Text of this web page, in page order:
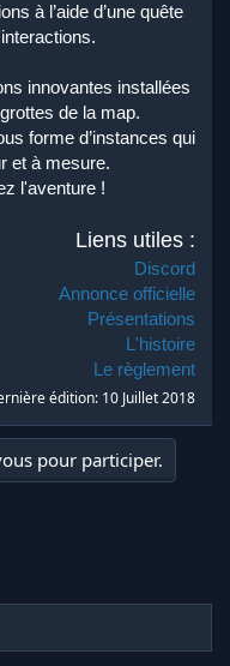
à l’aide d’une quête
innovantes installées
de la map.
forme d’instances qui
et à mesure.
l'aventure !
Liens utiles :
Discord
Annonce officielle
Présentations
L'histoire
Le règlement
édition: 10 Juillet 2018
pour participer.